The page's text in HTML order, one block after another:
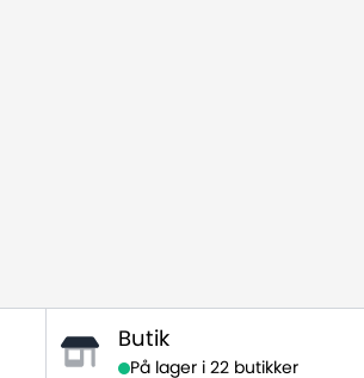
Butik
På lager i 22 butikker